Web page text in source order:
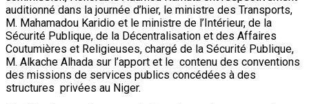
auditionné dans la journée d’hier, le ministre des Transports,
M. Mahamadou Karidio et le ministre de l’Intérieur, de la
Sécurité Publique, de la Décentralisation et des Affaires
Coutumières et Religieuses, chargé de la Sécurité Publique,
M. Alkache Alhada sur l’apport et le contenu des conventions
des missions de services publics concédées à des
structures privées au Niger.